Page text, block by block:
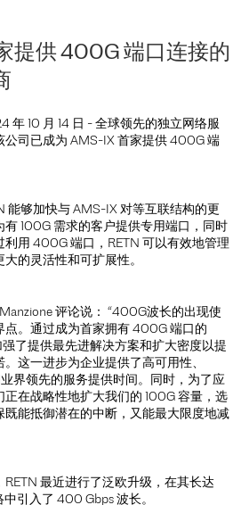
提供 400G 端口连接的
年 10 月 14 日 - 全球领先的独立网络服
公司已成为 AMS-IX 首家提供 400G 端
能够加快与 AMS-IX 对等互联结构的更
有 100G 需求的客户提供专用端口，同时
利用 400G 端口，RETN 可以有效地管理
的灵活性和可扩展性。
评论说： “400G波长的出现使
点。通过成为首家拥有 400G 端口的
了提供最先进解决方案和扩大密度以提
这一进步为企业提供了高可用性、
界领先的服务提供时间。同时，为了应
在战略性地扩大我们的 100G 容量，选
既能抵御潜在的中断，又能最大限度地减
最近进行了泛欧升级，在其长达
引入了 400 Gbps 波长。